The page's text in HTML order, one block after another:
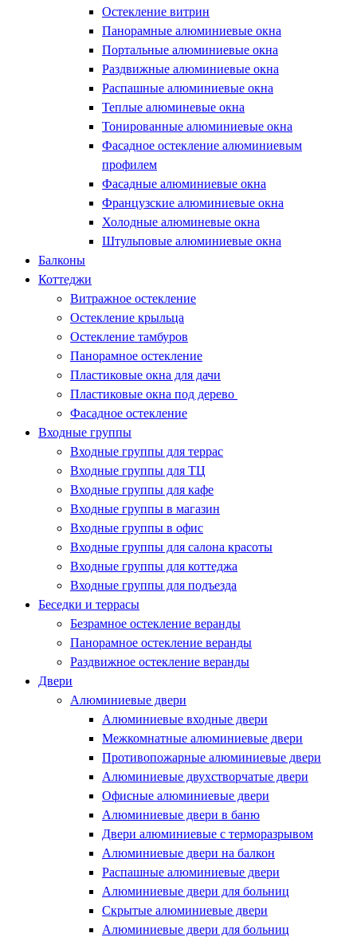
Остекление витрин
Панорамные алюминиевые окна
Портальные алюминиевые окна
Раздвижные алюминиевые окна
Распашные алюминиевые окна
Теплые алюминевые окна
Тонированные алюминиевые окна
Фасадное остекление алюминиевым
профилем
Фасадные алюминиевые окна
Французские алюминиевые окна
Холодные алюминевые окна
Штульповые алюминиевые окна
Балконы
Коттеджи
Витражное остекление
Остекление крыльца
Остекление тамбуров
Панорамное остекление
Пластиковые окна для дачи
Пластиковые окна под дерево
Фасадное остекление
Входные группы
Входные группы для террас
Входные группы для ТЦ
Входные группы для кафе
Входные группы в магазин
Входные группы в офис
Входные группы для салона красоты
Входные группы для коттеджа
Входные группы для подъезда
Беседки и террасы
Безрамное остекление веранды
Панорамное остекление веранды
Раздвижное остекление веранды
Двери
Алюминиевые двери
Алюминиевые входные двери
Межкомнатные алюминиевые двери
Противопожарные алюминиевые двери
Алюминиевые двухстворчатые двери
Офисные алюминиевые двери
Алюминиевые двери в баню
Двери алюминиевые с терморазрывом
Алюминиевые двери на балкон
Распашные алюминиевые двери
Алюминиевые двери для больниц
Скрытые алюминиевые двери
Алюминиевые двери для больниц